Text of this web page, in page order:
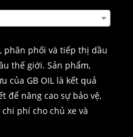
phân phối và tiếp thị dầu
thế giới. Sản phẩm,
của GB OIL là kết quả
để nâng cao sự bảo vệ,
phí cho chủ xe và